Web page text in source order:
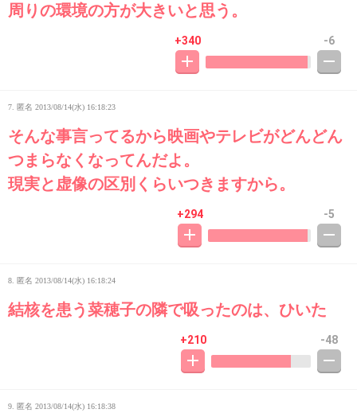
周りの環境の方が大きいと思う。
+340 -6
7. 匿名 2013/08/14(水) 16:18:23
そんな事言ってるから映画やテレビがどんどん
つまらなくなってんだよ。
現実と虚像の区別くらいつきますから。
+294 -5
8. 匿名 2013/08/14(水) 16:18:24
結核を患う菜穂子の隣で吸ったのは、ひいた
+210 -48
9. 匿名 2013/08/14(水) 16:18:38